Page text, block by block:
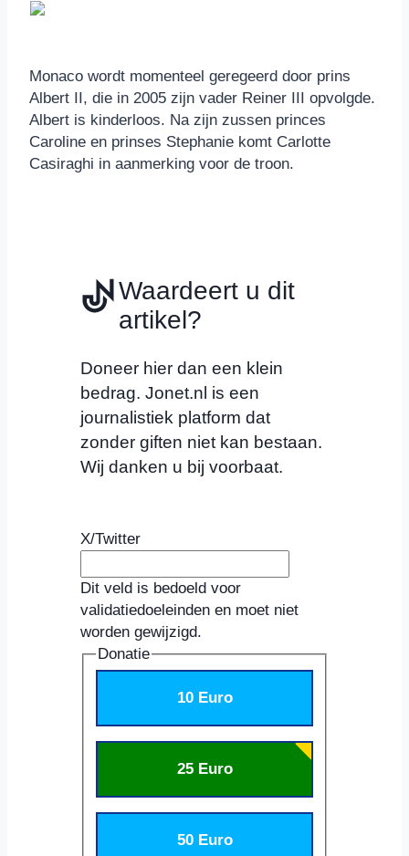
Monaco wordt momenteel geregeerd door prins
Albert II, die in 2005 zijn vader Reiner III opvolgde.
Albert is kinderloos. Na zijn zussen princes
Caroline en prinses Stephanie komt Carlotte
Casiraghi in aanmerking voor de troon.
Waardeert u dit
artikel?
Doneer hier dan een klein
bedrag. Jonet.nl is een
journalistiek platform dat
zonder giften niet kan bestaan.
Wij danken u bij voorbaat.
X/Twitter
Dit veld is bedoeld voor
validatiedoeleinden en moet niet
worden gewijzigd.
Donatie
10 Euro
25 Euro
50 Euro